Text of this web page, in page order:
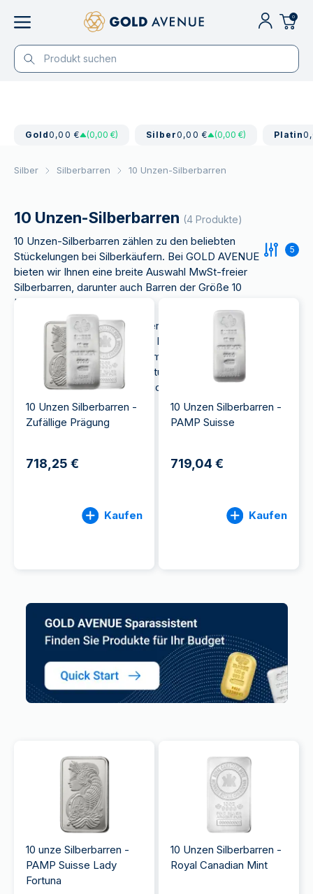
0
Gold0,00 € (0,00 €) Silber0,00 € (0,00 €) Platin
Silber Silberbarren 10 Unzen-Silberbarren
10 Unzen-Silberbarren (4 Produkte)
10 Unzen-Silberbarren zählen zu den beliebten
Stückelungen bei Silberkäufern. Bei GOLD AVENUE
bieten wir Ihnen eine breite Auswahl MwSt-freier
Silberbarren, darunter auch Barren der Größe 10
Unzen.
Die 10 Unzen-Silberbarren werden hochsicher und
vollumfänglich außerhalb des Bankensystems
gelagert und können mit einem Klick in unserer App
rund um die Uhr zum tagesaktuellen Metallwert und
ohne Kommission an uns zurückverkauft werden.
5
10 Unzen Silberbarren -
Zufällige Prägung
718,25 €
Kaufen
10 Unzen Silberbarren -
PAMP Suisse
719,04 €
Kaufen
10 unze Silberbarren -
PAMP Suisse Lady
Fortuna
10 Unzen Silberbarren -
Royal Canadian Mint